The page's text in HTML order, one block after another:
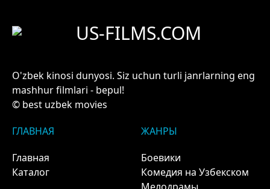
US-FILMS.COM
O'zbek kinosi dunyosi. Siz uchun turli janrlarning eng
mashhur filmlari - bepul!
© best uzbek movies
ГЛАВНАЯ
Главная
Каталог
ЖАНРЫ
Боевики
Комедия на Узбекском